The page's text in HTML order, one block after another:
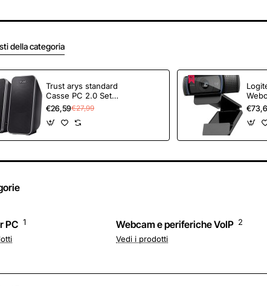
della categoria
Trust arys standard
Casse PC 2.0 Set
Altoparlanti Stereo, 28
W, Alimentazione
USB, Jack AUX 3.5
Fisso, Altoparlante per
Tablet, Smartphone -
€26,59€27,99
PC 1
Webcam e periferiche VoIP 2
Vedi i prodotti